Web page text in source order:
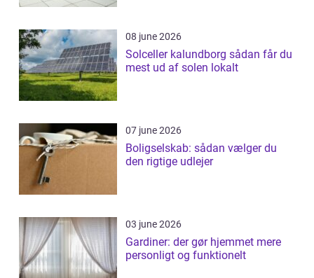
08 june 2026
Solceller kalundborg sådan får du
mest ud af solen lokalt
07 june 2026
Boligselskab: sådan vælger du
den rigtige udlejer
03 june 2026
Gardiner: der gør hjemmet mere
personligt og funktionelt